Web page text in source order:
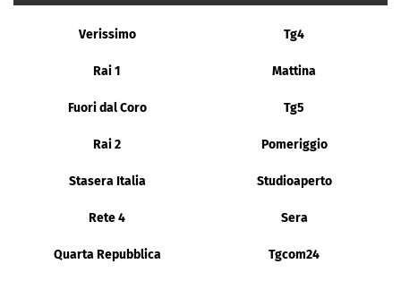
Verissimo Tg4
Rai 1 Mattina
Fuori dal Coro Tg5
Rai 2 Pomeriggio
Stasera Italia Studioaperto
Rete 4 Sera
Quarta Repubblica Tgcom24